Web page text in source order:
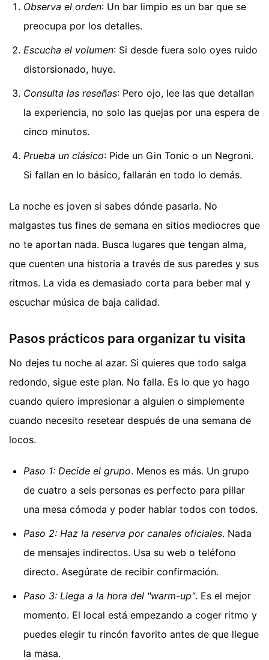
Observa el orden: Un bar limpio es un bar que se
preocupa por los detalles.
Escucha el volumen: Si desde fuera solo oyes ruido
distorsionado, huye.
Consulta las reseñas: Pero ojo, lee las que detallan
la experiencia, no solo las quejas por una espera de
cinco minutos.
Prueba un clásico: Pide un Gin Tonic o un Negroni.
Si fallan en lo básico, fallarán en todo lo demás.
La noche es joven si sabes dónde pasarla. No
malgastes tus fines de semana en sitios mediocres que
no te aportan nada. Busca lugares que tengan alma,
que cuenten una historia a través de sus paredes y sus
ritmos. La vida es demasiado corta para beber mal y
escuchar música de baja calidad.
Pasos prácticos para organizar tu visita
No dejes tu noche al azar. Si quieres que todo salga
redondo, sigue este plan. No falla. Es lo que yo hago
cuando quiero impresionar a alguien o simplemente
cuando necesito resetear después de una semana de
locos.
Paso 1: Decide el grupo. Menos es más. Un grupo
de cuatro a seis personas es perfecto para pillar
una mesa cómoda y poder hablar todos con todos.
Paso 2: Haz la reserva por canales oficiales. Nada
de mensajes indirectos. Usa su web o teléfono
directo. Asegúrate de recibir confirmación.
Paso 3: Llega a la hora del "warm-up". Es el mejor
momento. El local está empezando a coger ritmo y
puedes elegir tu rincón favorito antes de que llegue
la masa.